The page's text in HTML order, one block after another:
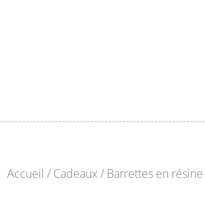
Accueil / Cadeaux/ Barrettes en résine